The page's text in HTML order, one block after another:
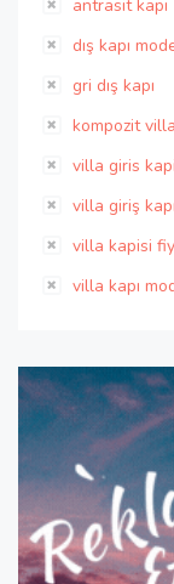
antrasit kapı
dış kapı
gri dış kapı
kompozit
villa giris
villa giriş kapı
villa kapisi
villa kapı